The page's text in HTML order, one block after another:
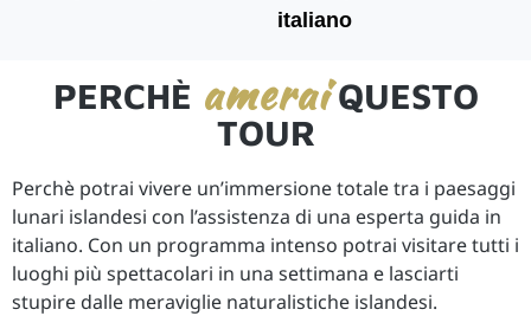
italiano
PERCHÈ ameraiQUESTO
TOUR
Perchè potrai vivere un’immersione totale tra i paesaggi
lunari islandesi con l’assistenza di una esperta guida in
italiano. Con un programma intenso potrai visitare tutti i
luoghi più spettacolari in una settimana e lasciarti
stupire dalle meraviglie naturalistiche islandesi.